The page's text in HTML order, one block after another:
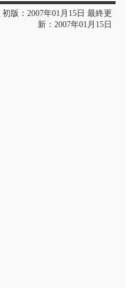
初版：2007年01月15日 最終更
新：2007年01月15日